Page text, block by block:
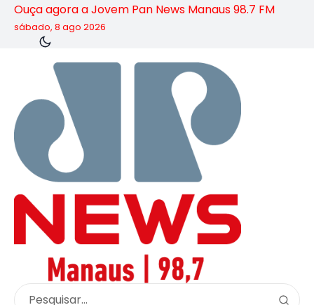
Ouça agora a Jovem Pan News Manaus 98.7 FM
sábado, 8 ago 2026